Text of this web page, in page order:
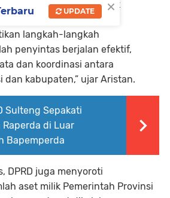
Bencanauntuk
penanganan.
langkah-langkah
penyintas berjalan efektif,
dan koordinasi antara
kabupaten,” ujar Aristan.
Sulteng Sepakati
Raperda di Luar
Bapemperda
DPRD juga menyoroti
aset milik Pemerintah Provinsi
×
UPDATE